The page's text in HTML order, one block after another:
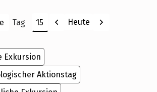
Tag
Monat
Tag
Jahr
Zurück
Heute Weiter
Exkursion
Aktionstag